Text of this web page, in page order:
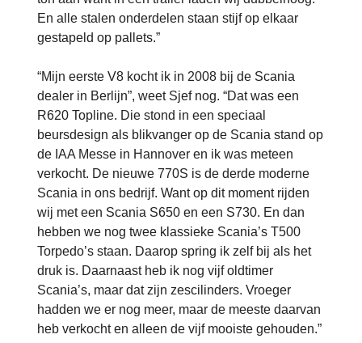
En alle stalen onderdelen staan stijf op elkaar
gestapeld op pallets.”
“Mijn eerste V8 kocht ik in 2008 bij de Scania
dealer in Berlijn”, weet Sjef nog. “Dat was een
R620 Topline. Die stond in een speciaal
beursdesign als blikvanger op de Scania stand op
de IAA Messe in Hannover en ik was meteen
verkocht. De nieuwe 770S is de derde moderne
Scania in ons bedrijf. Want op dit moment rijden
wij met een Scania S650 en een S730. En dan
hebben we nog twee klassieke Scania’s T500
Torpedo’s staan. Daarop spring ik zelf bij als het
druk is. Daarnaast heb ik nog vijf oldtimer
Scania’s, maar dat zijn zescilinders. Vroeger
hadden we er nog meer, maar de meeste daarvan
heb verkocht en alleen de vijf mooiste gehouden.”